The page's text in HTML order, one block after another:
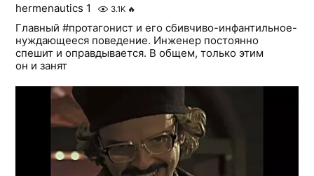
hermenautics 1 3.1K 🔥
Главный #протагонист и его сбивчиво-инфантильное-
нуждающееся поведение. Инженер постоянно
спешит и оправдывается. В общем, только этим
он и занят